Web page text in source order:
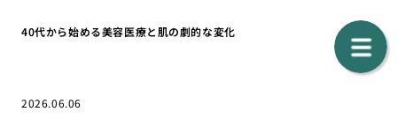
40代から始める美容医療と肌の劇的な変化
2026.06.06